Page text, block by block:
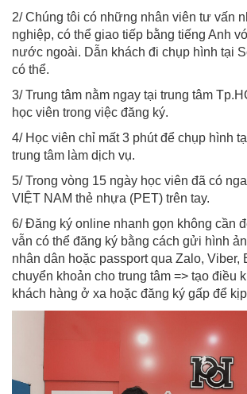
2/ Chúng tôi có những nhân viên tư vấn
nghiệp, có thể giao tiếp bằng tiếng Anh
nước ngoài. Dẫn khách đi chụp hình tại
có thể.
3/ Trung tâm nằm ngay tại trung tâm
học viên trong việc đăng ký.
4/ Học viên chỉ mất 3 phút để chụp hình
trung tâm làm dịch vụ.
5/ Trong vòng 15 ngày học viên đã có
VIỆT NAM thẻ nhựa (PET) trên tay.
6/ Đăng ký online nhanh gọn không cần
vẫn có thể đăng ký bằng cách gửi hình
nhân dân hoặc passport qua Zalo, Viber,
chuyển khoản cho trung tâm => tạo điều
khách hàng ở xa hoặc đăng ký gấp để